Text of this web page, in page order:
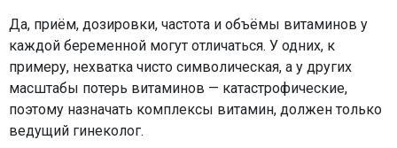
Да, приём, дозировки, частота и объёмы витаминов у
каждой беременной могут отличаться. У одних, к
примеру, нехватка чисто символическая, а у других
масштабы потерь витаминов — катастрофические,
поэтому назначать комплексы витамин, должен только
ведущий гинеколог.